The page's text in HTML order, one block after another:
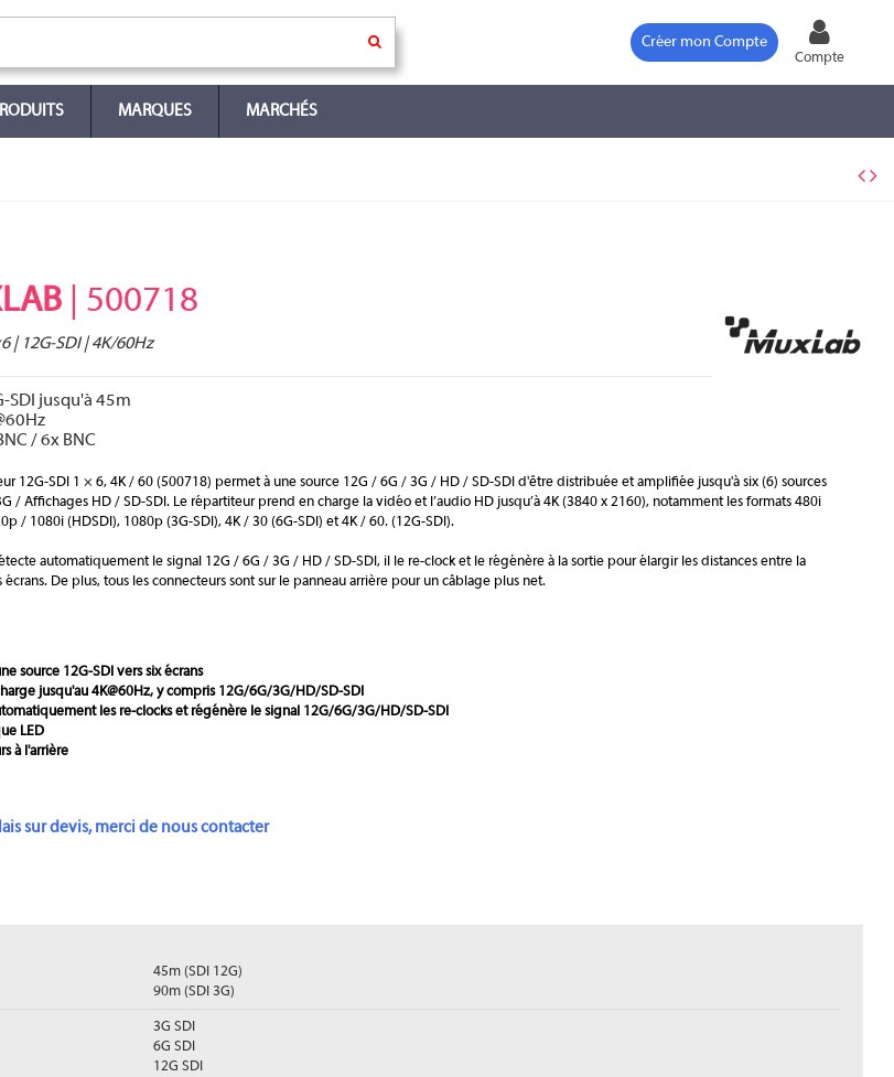
Créer mon Compte
Compte
MARQUES MARCHÉS
| 500718
| 12G-SDI | 4K/60Hz
SDI jusqu'à 45m
/ 6x BNC
12G-SDI 1 × 6, 4K / 60 (500718) permet à une source 12G / 6G / 3G / HD / SD-SDI d'être distribuée et amplifiée jusqu'à six (6) sources
/ Affichages HD / SD-SDI. Le répartiteur prend en charge la vidéo et l’audio HD jusqu’à 4K (3840 x 2160), notamment les formats 480i
/ 1080i (HDSDI), 1080p (3G-SDI), 4K / 30 (6G-SDI) et 4K / 60. (12G-SDI).
automatiquement le signal 12G / 6G / 3G / HD / SD-SDI, il le re-clock et le régénère à la sortie pour élargir les distances entre la
écrans. De plus, tous les connecteurs sont sur le panneau arrière pour un câblage plus net.
source 12G-SDI vers six écrans
jusqu'au 4K@60Hz, y compris 12G/6G/3G/HD/SD-SDI
les re-clocks et régénère le signal 12G/6G/3G/HD/SD-SDI
LED
à l'arrière
sur devis, merci de nous contacter
45m (SDI 12G)
90m (SDI 3G)
3G SDI
6G SDI
12G SDI